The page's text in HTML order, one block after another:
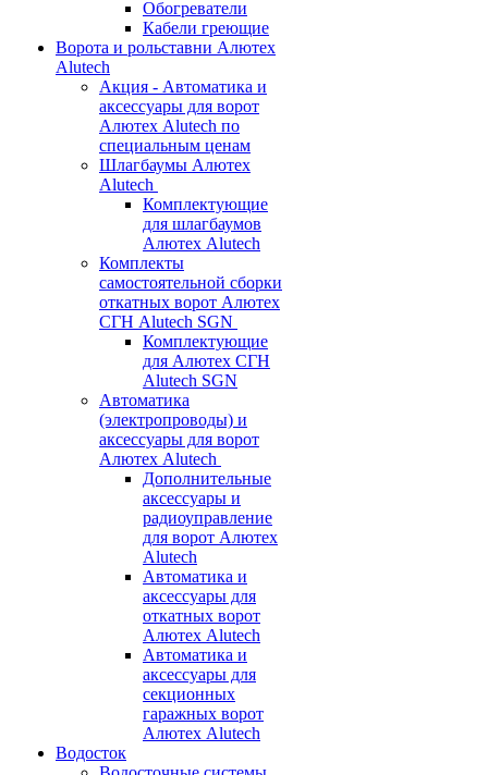
Обогреватели
Кабели греющие
Ворота и рольставни Алютех
Alutech
Акция - Автоматика и
аксессуары для ворот
Алютех Alutech по
специальным ценам
Шлагбаумы Алютех
Alutech
Комплектующие
для шлагбаумов
Алютех Alutech
Комплекты
самостоятельной сборки
откатных ворот Алютех
СГН Alutech SGN
Комплектующие
для Алютех СГН
Alutech SGN
Автоматика
(электропроводы) и
аксессуары для ворот
Алютех Alutech
Дополнительные
аксессуары и
радиоуправление
для ворот Алютех
Alutech
Автоматика и
аксессуары для
откатных ворот
Алютех Alutech
Автоматика и
аксессуары для
секционных
гаражных ворот
Алютех Alutech
Водосток